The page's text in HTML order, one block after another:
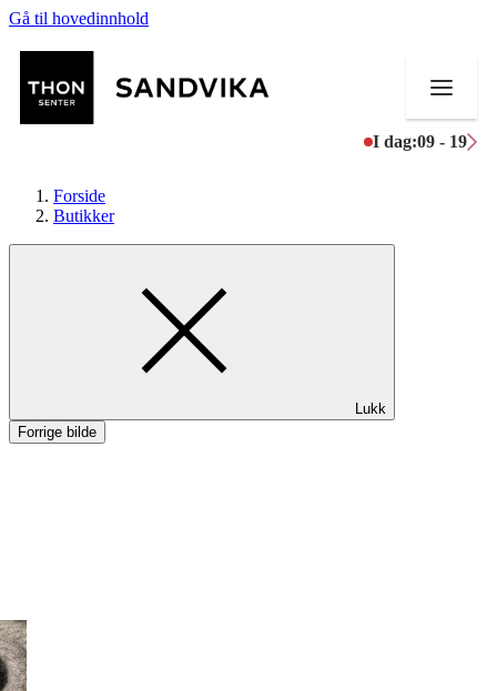
Gå til hovedinnhold
I dag:09 - 19
Mat og drikke
Aktiviteter
Forside
Butikker
Lukk
Forrige bilde